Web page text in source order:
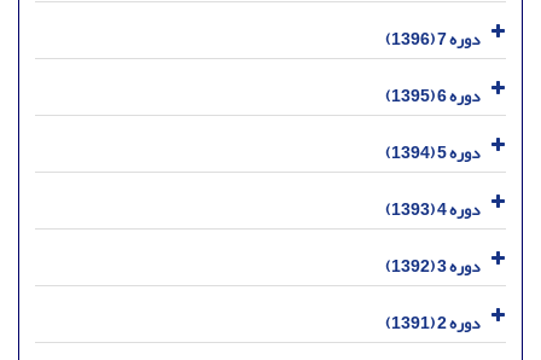
دوره 7 (1396)
دوره 6 (1395)
دوره 5 (1394)
دوره 4 (1393)
دوره 3 (1392)
دوره 2 (1391)